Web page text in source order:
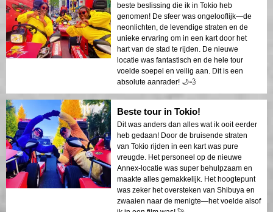
beste beslissing die ik in Tokio heb
genomen! De sfeer was ongelooflijk—de
neonlichten, de levendige straten en de
unieke ervaring om in een kart door het
hart van de stad te rijden. De nieuwe
locatie was fantastisch en de hele tour
voelde soepel en veilig aan. Dit is een
absolute aanrader! 🌙💨
Beste tour in Tokio!
Dit was anders dan alles wat ik ooit eerder
heb gedaan! Door de bruisende straten
van Tokio rijden in een kart was pure
vreugde. Het personeel op de nieuwe
Annex-locatie was super behulpzaam en
maakte alles gemakkelijk. Het hoogtepunt
was zeker het oversteken van Shibuya en
zwaaien naar de menigte—het voelde alsof